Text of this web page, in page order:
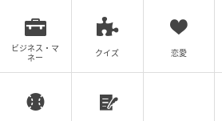
ビジネス・マ
ネー
クイズ 恋愛